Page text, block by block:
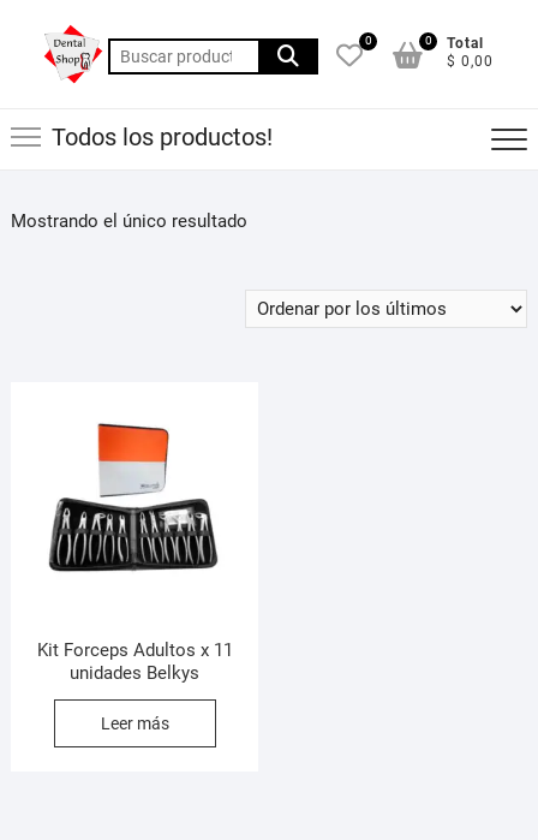
contenido
Buscar
por:
0
Total
$ 0,00
0
Todos los productos!
Mostrando el único resultado
Kit Forceps Adultos x 11
unidades Belkys
Leer más